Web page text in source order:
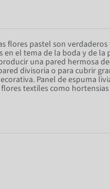
flores pastel son
el tema de la boda y de la
una pared hermosa
divisoria o para cubrir
Panel de espuma
textiles como hortensias